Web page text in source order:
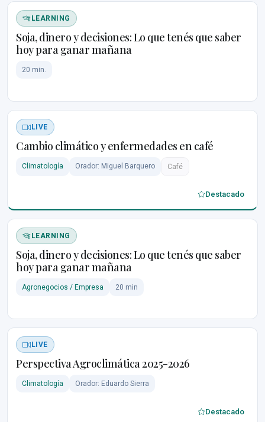
LEARNING
Soja, dinero y decisiones: Lo que tenés que saber
hoy para ganar mañana
20 min.
LIVE
Cambio climático y enfermedades en café
Climatología Orador: Miguel Barquero Café
Destacado
LEARNING
Soja, dinero y decisiones: Lo que tenés que saber
hoy para ganar mañana
Agronegocios / Empresa 20 min
LIVE
Perspectiva Agroclimática 2025-2026
Climatología Orador: Eduardo Sierra
Destacado